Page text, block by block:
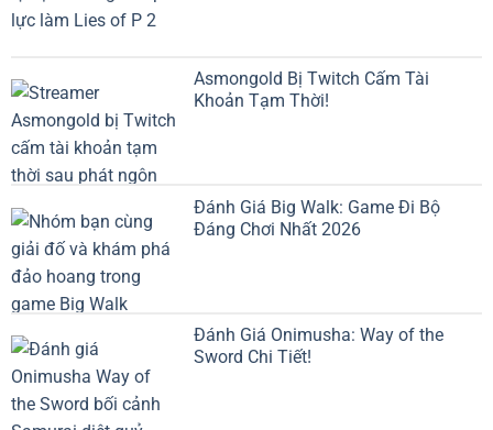
Asmongold Bị Twitch Cấm Tài
Khoản Tạm Thời!
Đánh Giá Big Walk: Game Đi Bộ
Đáng Chơi Nhất 2026
Đánh Giá Onimusha: Way of the
Sword Chi Tiết!